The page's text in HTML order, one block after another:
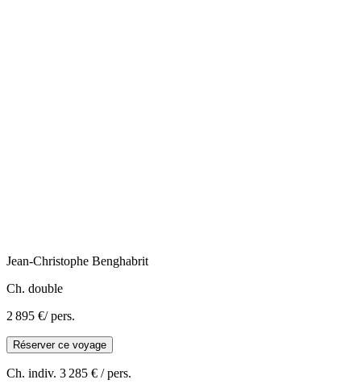
Jean-Christophe Benghabrit
Ch. double
2 895 €/ pers.
Réserver ce voyage
Ch. indiv. 3 285 € / pers.